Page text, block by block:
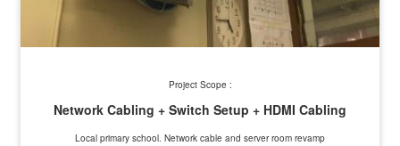
Project Scope :
Network Cabling + Switch Setup + HDMI Cabling
Local primary school. Network cable and server room revamp